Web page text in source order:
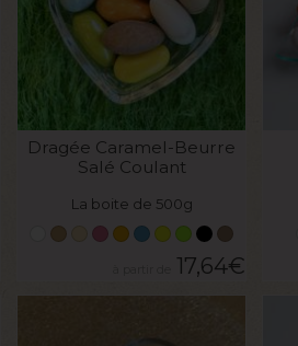
Dragée Caramel-Beurre
Salé Coulant
La boite de 500g
17,64€
VOIR LE PRODUIT